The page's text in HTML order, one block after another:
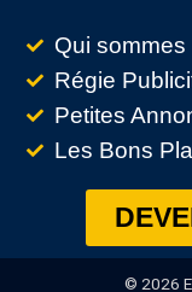
Qui sommes
Régie
Petites
Les Bons
© 2026